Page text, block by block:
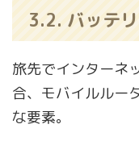
3.2. バッテ
旅先でインターネ
合、モバイルルー
な要素。